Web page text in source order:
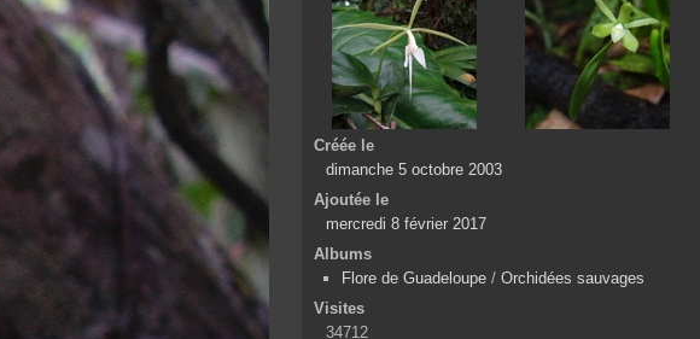
Créée le
dimanche 5 octobre 2003
Ajoutée le
mercredi 8 février 2017
Albums
Flore de Guadeloupe / Orchidées sauvages
Visites
34712